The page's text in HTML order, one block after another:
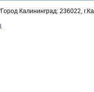
Калининград: 236022,